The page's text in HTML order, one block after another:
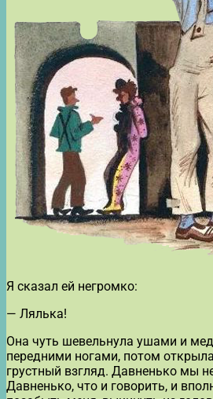
Я сказал ей негромко:
— Лялька!
Она чуть шевельнула ушами и
передними ногами, потом
грустный взгляд. Давненько мы
Давненько, что и говорить, и